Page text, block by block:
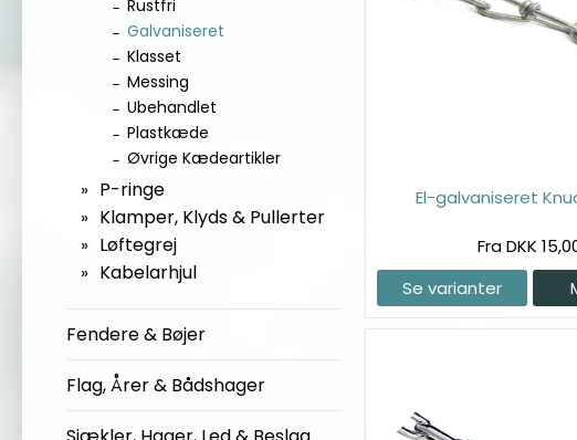
Rustfri
Galvaniseret
Klasset
Messing
Ubehandlet
Plastkæde
Øvrige Kædeartikler
P-ringe
Klamper, Klyds & Pullerter
Løftegrej
Kabelarhjul
Fendere & Bøjer
Flag, Årer & Bådshager
El-galvaniseret
Fra DKK
Se varianter